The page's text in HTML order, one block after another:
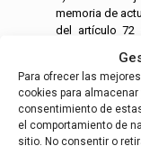
Para ofrecer las
cookies para
consentimiento de
el comportamiento de
sitio. No consentir o
memoria de
del artículo 72
2. En aquellos
auditarsus cuentas
Ley 19/1988, de
revisión de la